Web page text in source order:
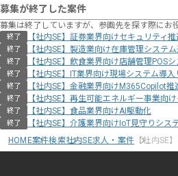
募集が終了した案件
募集は終了していますが、参画先を探す際にお
終了 【社内SE】証券業界向けセキュリティ推
終了 【社内SE】製造業向け在庫管理システ
終了 【社内SE】飲食業界向け店舗管理POS
終了 【社内SE】IT業界向け現場システム導入
終了 【社内SE】金融業界向けM365Copilot
終了 【社内SE】再生可能エネルギー事業向
終了 【社内SE】食品業界向けAI駆動化
終了
【社内SE】介護業界向けIoT見守りシス
HOME案件検索社内SE求人・案件 【社内SE